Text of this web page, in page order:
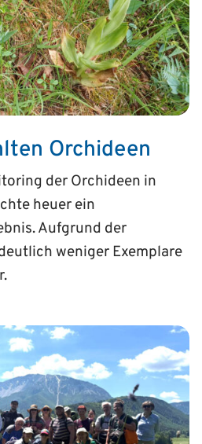
Orchideen
der Orchideen in
heuer ein
Aufgrund der
weniger Exemplare